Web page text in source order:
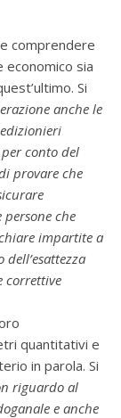
comprendere
economico sia
Si
anche le
conto del
provare che
che
impartite a
correttive
quantitativi e
in parola. Si
riguardo al
e anche